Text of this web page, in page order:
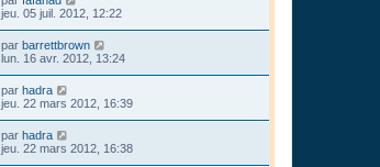
jeu. 05 juil. 2012, 12:22
par barrettbrown
lun. 16 avr. 2012, 13:24
par hadra
jeu. 22 mars 2012, 16:39
par hadra
jeu. 22 mars 2012, 16:38